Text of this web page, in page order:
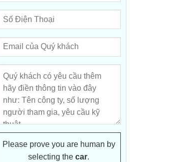
Please prove you are human by
selecting the car.